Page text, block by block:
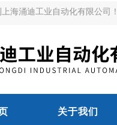
海涌迪工业自动化有限公司！
关于我们